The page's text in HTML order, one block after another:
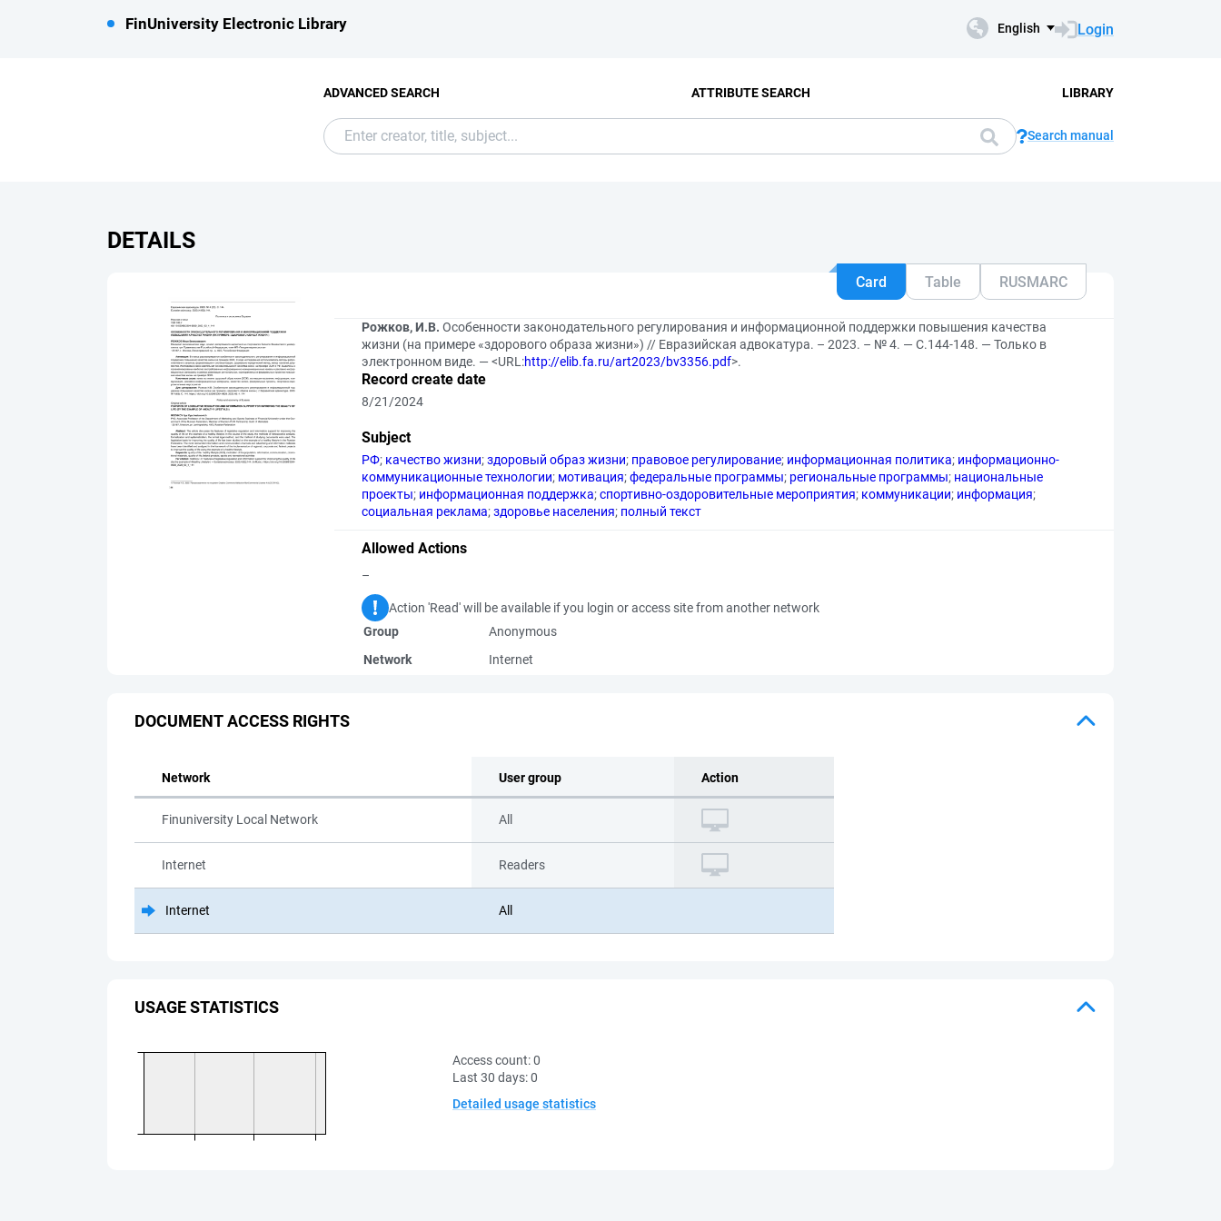
FinUniversity Electronic Library English Login
ADVANCED SEARCH ATTRIBUTE SEARCH LIBRARY
Search manual
DETAILS
Card Table RUSMARC
Рожков, И.В. Особенности законодательного регулирования и информационной поддержки повышения качества
жизни (на примере «здорового образа жизни») // Евразийская адвокатура. – 2023. – № 4. — С.144-148. — Только в
электронном виде. — <URL:http://elib.fa.ru/art2023/bv3356.pdf>.
Record create date
8/21/2024
Subject
РФ; качество жизни;здоровый образ жизни; правовое регулирование; информационная политика; информационно-
коммуникационные технологии; мотивация;федеральные программы; региональные программы; национальные
проекты; информационная поддержка;спортивно-оздоровительные мероприятия; коммуникации; информация;
социальная реклама;здоровье населения; полный текст
Allowed Actions
–
Action 'Read' will be available if you login or access site from another network
Group
Anonymous
Network
Internet
DOCUMENT ACCESS RIGHTS
Network User group Action
Finuniversity Local Network All
Internet Readers
Internet All
USAGE STATISTICS
Access count:0
Last 30 days:0
Detailed usage statistics